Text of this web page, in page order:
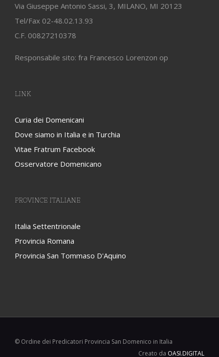
Via Giuseppe Antonio Sassi, 3, MILANO, MI 20123
Tel/Fax 02-48.02.13.93
C.F. 00827210378
Responsabile sito: fra Francesco Lorenzon op
LINK
Curia dei Domenicani
Dove siamo in Italia e in Turchia
Vitae Fratrum Facebook
Osservatore Domenicano
PROVINCE ITALIANE
Italia Settentrionale
Provincia Romana
Provincia San Tommaso D'Aquino
© Ordine dei Predicatori Provincia San Domenico in Italia
Creato da OASI.DIGITAL